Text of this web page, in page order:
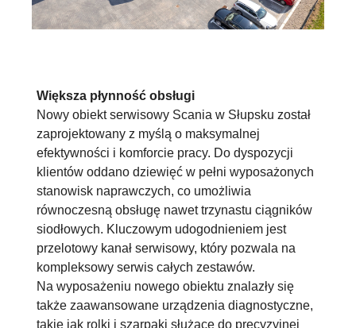
Większa płynność obsługi
Nowy obiekt serwisowy Scania w Słupsku został
zaprojektowany z myślą o maksymalnej
efektywności i komforcie pracy. Do dyspozycji
klientów oddano dziewięć w pełni wyposażonych
stanowisk naprawczych, co umożliwia
równoczesną obsługę nawet trzynastu ciągników
siodłowych. Kluczowym udogodnieniem jest
przelotowy kanał serwisowy, który pozwala na
kompleksowy serwis całych zestawów.
Na wyposażeniu nowego obiektu znalazły się
także zaawansowane urządzenia diagnostyczne,
takie jak rolki i szarpaki służące do precyzyjnej